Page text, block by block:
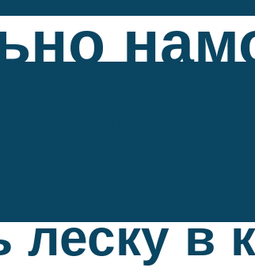
леску в